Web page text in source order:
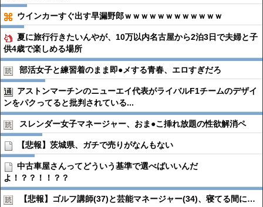
ウインカーすぐ出す早漏野郎ｗｗｗｗｗｗｗｗｗｗｗｗ
夏に旅行行きたいんやが、10万以内名古屋から2泊3日で夫婦と子
供4歳で楽しめる場所
部活女子と練習着のまま即●︎メする青春、エロすぎだろ
アストンマーチンのニューエイ代表がライバルF1チームのデザイ
ンをパクってると批判されている...
スレンダー女子マネージャー、おま●︎こ挿れ放題の性欲解消ペ
【悲報】茨城県、ガチで売りがなんもない
中古車屋さんってどういう基準で選べばいいんだ
よ！？？！！？？
【悲報】ゴルフ講師(37)と芸能マネージャー(34)、寝てる間に…